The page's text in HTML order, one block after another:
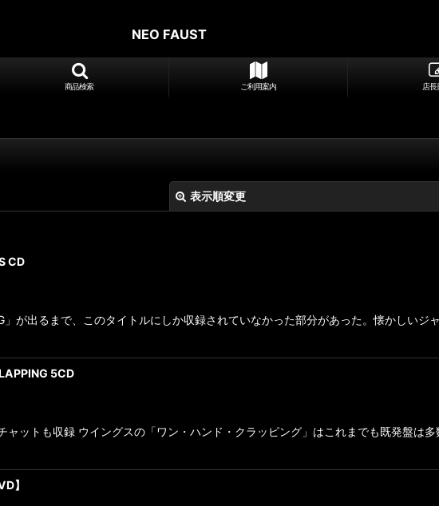
NEO FAUST
商品検索 ご利用案内 店長
表示順変更
絞り込む
CD
が出るまで、このタイトルにしか収録されていなかった部分があった。懐かしいジ
5CD
ットも収録 ウイングスの「ワン・ハンド・クラッピング」はこれまでも既発盤は
】